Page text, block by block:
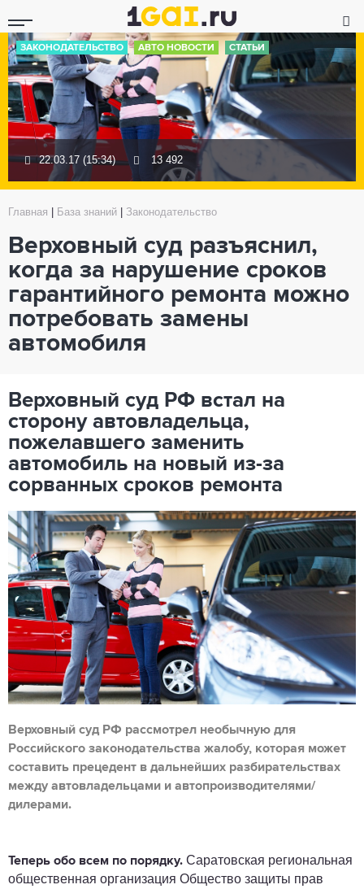
ЗАКОНОДАТЕЛЬСТВО АВТО НОВОСТИ СТАТЬИ
22.03.17 (15:34) 13 492
Главная База знаний Законодательство
Верховный суд разъяснил,
когда за нарушение сроков
гарантийного ремонта можно
потребовать замены
автомобиля
Верховный суд РФ встал на
сторону автовладельца,
пожелавшего заменить
автомобиль на новый из-за
сорванных сроков ремонта
Верховный суд РФ рассмотрел необычную для
Российского законодательства жалобу, которая может
составить прецедент в дальнейших разбирательствах
между автовладельцами и автопроизводителями/
дилерами.
Теперь обо всем по порядку. Саратовская региональная
общественная организация Общество защиты прав